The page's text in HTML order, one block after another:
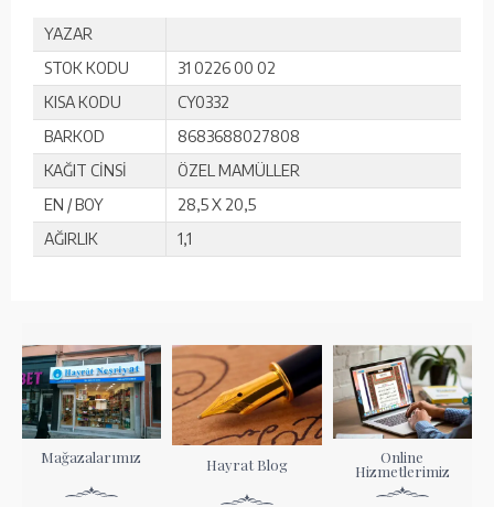
YAZAR
STOK KODU
31 0226 00 02
KISA KODU
CY0332
BARKOD
8683688027808
KAĞIT CİNSİ
ÖZEL MAMÜLLER
EN / BOY
28,5 X 20,5
AĞIRLIK
1,1
Mağazalarımız Hayrat Blog Online
Hizmetlerimiz